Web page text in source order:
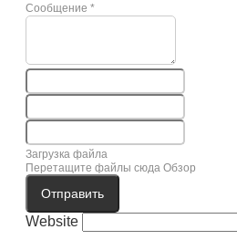
Сообщение *
Загрузка файла
Перетащите файлы сюда Обзор
Отправить
Website